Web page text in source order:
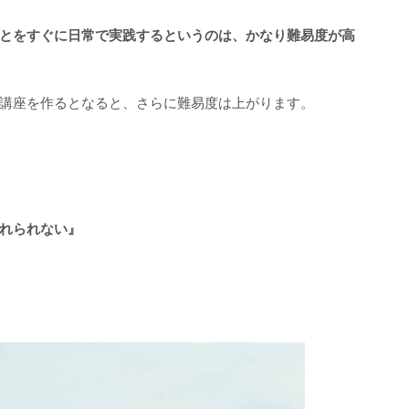
をすぐに日常で実践するというのは、かなり難易度が高
を作るとなると、さらに難易度は上がります。
られない』